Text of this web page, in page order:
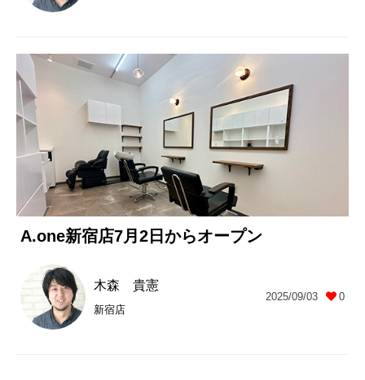
A.one新宿店7月2日からオープン
木森 貴憲
新宿店
2025/09/03 0